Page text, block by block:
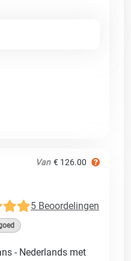
Van € 126.00
5 Beoordelingen
- Nederlands met